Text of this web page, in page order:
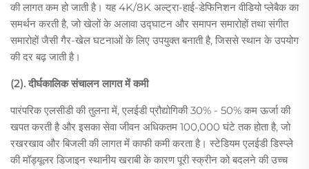
की लागत कम हो जाती है। यह 4K/8K अल्ट्रा-हाई-डेफिनिशन वीडियो प्लेबैक का
समर्थन करती है, जो खेलों के अलावा उद्घाटन और समापन समारोहों तथा संगीत
समारोहों जैसी गैर-खेल घटनाओं के लिए उपयुक्त बनाती है, जिससे स्थान के उपयोग
की दर बढ़ जाती है।
(2). दीर्घकालिक संचालन लागत में कमी
पारंपरिक एलसीडी की तुलना में, एलईडी प्रौद्योगिकी 30% - 50% कम ऊर्जा की
खपत करती है और इसका सेवा जीवन अधिकतम 100,000 घंटे तक होता है, जो
रखरखाव और बिजली की लागत में काफी कमी करता है। स्टेडियम एलईडी डिस्प्ले
की मॉड्यूलर डिजाइन स्थानीय खराबी के कारण पूरी स्क्रीन को बदलने की उच्च